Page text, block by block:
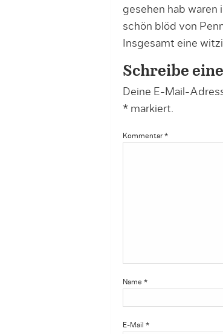
gesehen hab waren
schön blöd von
Insgesamt eine
Schreibe
Deine E-Mail-
*markiert.
Kommentar *
Name *
E-Mail *